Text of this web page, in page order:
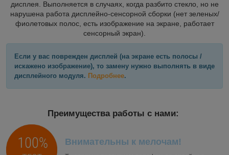
дисплея. Выполняется в случаях, когда разбито стекло, но не
нарушена работа дисплейно-сенсорной сборки (нет зеленых/
фиолетовых полос, есть изображение на экране, работает
сенсорный экран).
Если у вас поврежден дисплей (на экране есть полосы /
искажено изображение), то замену нужно выполнять в виде
дисплейного модуля. Подробнее.
Преимущества работы с нами:
Внимательны к мелочам!